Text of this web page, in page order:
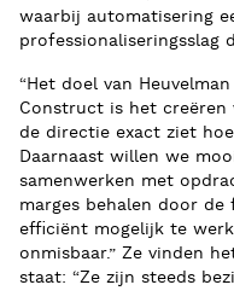
waarbij automatisering
professionaliseringsslag
“Het doel van
Construct is het creëren
de directie exact ziet
Daarnaast willen we
samenwerken met
marges behalen door
efficiënt mogelijk te
onmisbaar.” Ze vinden
staat: “Ze zijn steeds